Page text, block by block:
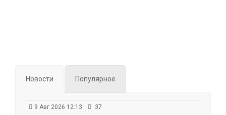
Новости Популярное
9 Авг 2026 12:13 37